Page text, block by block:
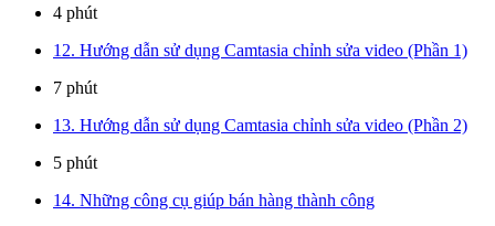
4 phút
12. Hướng dẫn sử dụng Camtasia chỉnh sửa video (Phần 1)
7 phút
13. Hướng dẫn sử dụng Camtasia chỉnh sửa video (Phần 2)
5 phút
14. Những công cụ giúp bán hàng thành công